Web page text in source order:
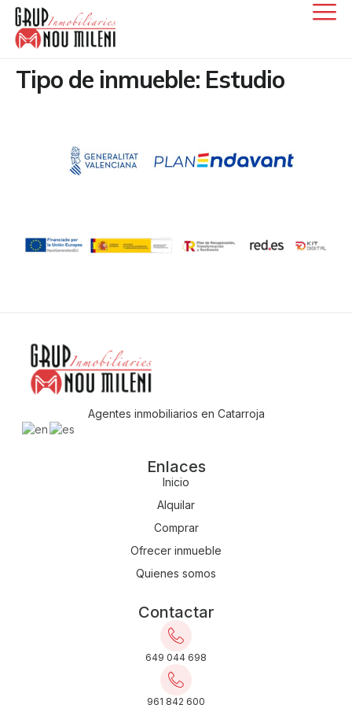
Tipo de inmueble: Estudio
Agentes inmobiliarios en Catarroja
Enlaces
Inicio
Alquilar
Comprar
Ofrecer inmueble
Quienes somos
Contactar
649 044 698
961 842 600